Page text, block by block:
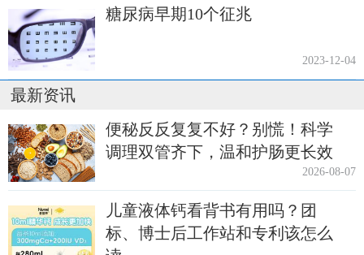
糖尿病早期10个征兆
2023-12-04
最新资讯
便秘反反复复不好？别慌！科学
调理双管齐下，温和护肠更长效
2026-08-07
儿童液体钙看背书有用吗？团
标、博士后工作站和专利该怎么